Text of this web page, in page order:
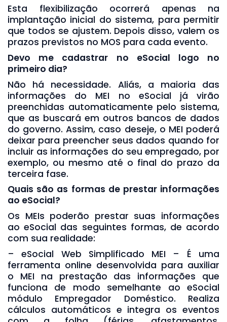
Esta flexibilização ocorrerá apenas na
implantação inicial do sistema, para permitir
que todos se ajustem. Depois disso, valem os
prazos previstos no MOS para cada evento.
Devo me cadastrar no eSocial logo no
primeiro dia?
Não há necessidade. Aliás, a maioria das
informações do MEI no eSocial já virão
preenchidas automaticamente pelo sistema,
que as buscará em outros bancos de dados
do governo. Assim, caso deseje, o MEI poderá
deixar para preencher seus dados quando for
incluir as informações do seu empregado, por
exemplo, ou mesmo até o final do prazo da
terceira fase.
Quais são as formas de prestar informações
ao eSocial?
Os MEIs poderão prestar suas informações
ao eSocial das seguintes formas, de acordo
com sua realidade:
– eSocial Web Simplificado MEI – É uma
ferramenta online desenvolvida para auxiliar
o MEI na prestação das informações que
funciona de modo semelhante ao eSocial
módulo Empregador Doméstico. Realiza
cálculos automáticos e integra os eventos